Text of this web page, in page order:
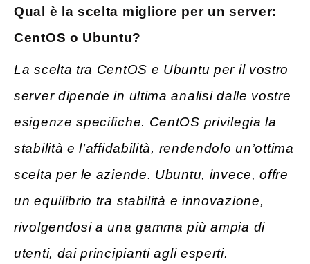
Qual è la scelta migliore per un server:
CentOS o Ubuntu?
La scelta tra CentOS e Ubuntu per il vostro
server dipende in ultima analisi dalle vostre
esigenze specifiche. CentOS privilegia la
stabilità e l’affidabilità, rendendolo un’ottima
scelta per le aziende. Ubuntu, invece, offre
un equilibrio tra stabilità e innovazione,
rivolgendosi a una gamma più ampia di
utenti, dai principianti agli esperti.